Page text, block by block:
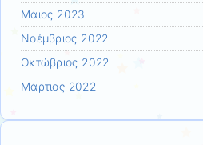
Μάιος 2023
Νοέμβριος 2022
Οκτώβριος 2022
Μάρτιος 2022